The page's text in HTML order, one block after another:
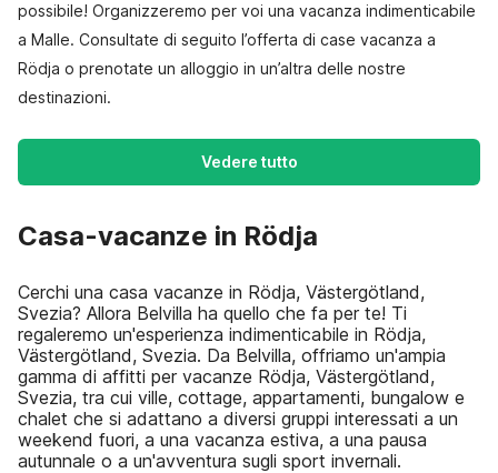
possibile! Organizzeremo per voi una vacanza indimenticabile
a Malle. Consultate di seguito l’offerta di case vacanza a
Rödja o prenotate un alloggio in un’altra delle nostre
destinazioni.
Vedere tutto
Casa-vacanze in Rödja
Cerchi una casa vacanze in Rödja, Västergötland,
Svezia? Allora Belvilla ha quello che fa per te! Ti
regaleremo un'esperienza indimenticabile in Rödja,
Västergötland, Svezia. Da Belvilla, offriamo un'ampia
gamma di affitti per vacanze Rödja, Västergötland,
Svezia, tra cui ville, cottage, appartamenti, bungalow e
chalet che si adattano a diversi gruppi interessati a un
weekend fuori, a una vacanza estiva, a una pausa
autunnale o a un'avventura sugli sport invernali.